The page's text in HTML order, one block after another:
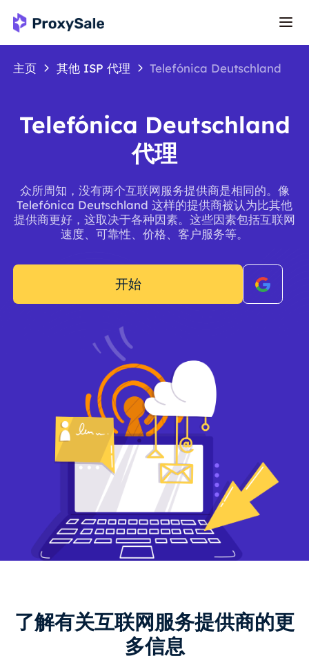
主页 其他 ISP 代理 Telefónica Deutschland
Telefónica Deutschland
代理
众所周知，没有两个互联网服务提供商是相同的。像
Telefónica Deutschland 这样的提供商被认为比其他
提供商更好，这取决于各种因素。这些因素包括互联网
速度、可靠性、价格、客户服务等。
开始
了解有关互联网服务提供商的更
多信息